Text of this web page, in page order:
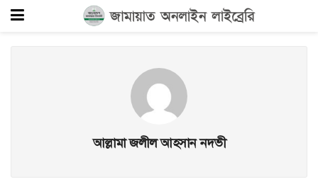
আল্লামা জলীল আহসান নদভী